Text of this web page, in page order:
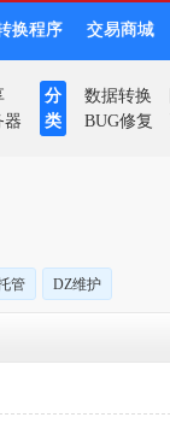
换程序 交易商城
器
分
类
数据转换
BUG修复
管 DZ维护